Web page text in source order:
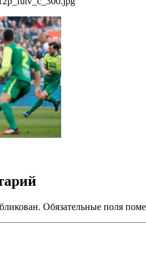
Обязательные поля